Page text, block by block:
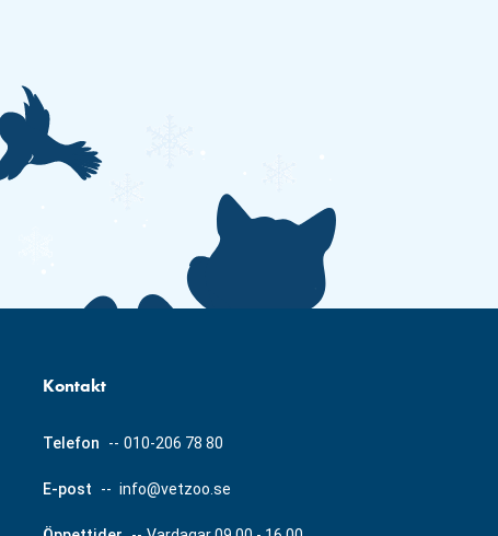
Kontakt
Telefon -- 010-206 78 80
E-post -- info@vetzoo.se